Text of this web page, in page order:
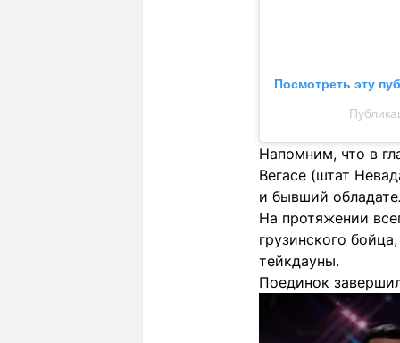
Посмотреть эту
Напомним, что в
Вегасе (штат
и бывший
На протяжении
грузинского
тейкдауны.
Поединок